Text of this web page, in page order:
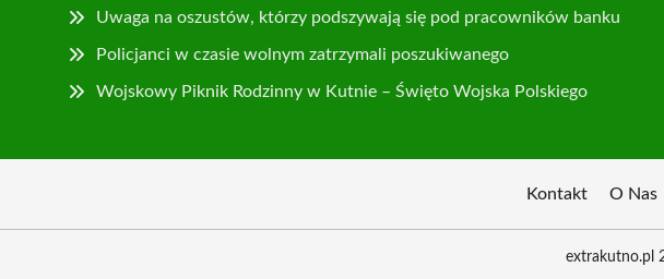
Uwaga na oszustów, którzy podszywają się pod pracowników banku
Policjanci w czasie wolnym zatrzymali poszukiwanego
Wojskowy Piknik Rodzinny w Kutnie – Święto Wojska Polskiego
Kontakt O Nas
extrakutno.pl